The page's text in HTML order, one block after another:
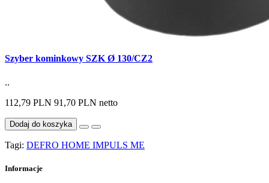
Szyber kominkowy SZK Ø 130/CZ2
..
112,79 PLN 91,70 PLN netto
Dodaj do koszyka
Tagi: DEFRO HOME IMPULS ME
Informacje